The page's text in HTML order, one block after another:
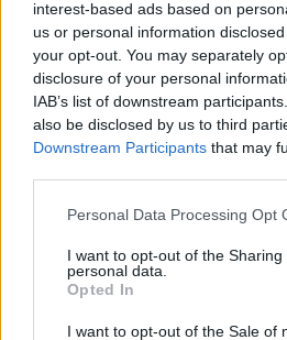
interest-based ads based on
us or personal information
your opt-out. You may separately
disclosure of your personal
IAB’s list of downstream
also be disclosed by us to third
Downstream Participants that may
Please note that this website/app
not limited to your visit or usage
grant or deny consent to Google
use your data for below specified
consent section.
Personal Data Processing Opt
I want to opt-out of the Sharing
personal data.
Opted In
I want to opt-out of the Sale of
07.08.2026